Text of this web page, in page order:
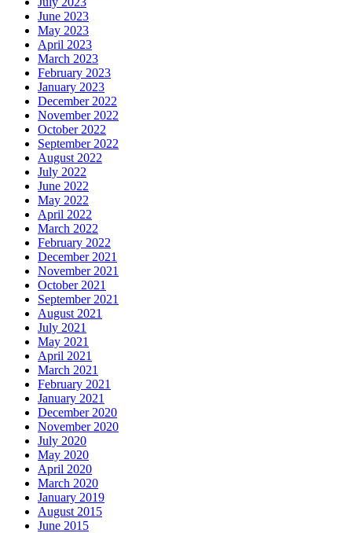
June 2023
May 2023
April 2023
March 2023
February 2023
January 2023
December 2022
November 2022
October 2022
September 2022
August 2022
July 2022
June 2022
May 2022
April 2022
March 2022
February 2022
December 2021
November 2021
October 2021
September 2021
August 2021
July 2021
May 2021
April 2021
March 2021
February 2021
January 2021
December 2020
November 2020
July 2020
May 2020
April 2020
March 2020
January 2019
August 2015
June 2015